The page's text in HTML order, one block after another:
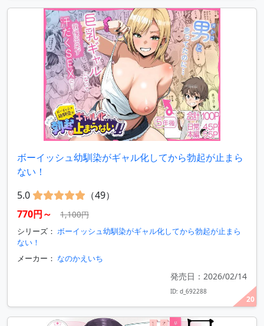
20
ボーイッシュ幼馴染がギャル化してから勃起が止まら
ない！
5.0
（49）
770円～
1,100円
シリーズ： ボーイッシュ幼馴染がギャル化してから勃起が止まら
ない！
メーカー： なのかえいち
発売日：2026/02/14
ID: d_692288